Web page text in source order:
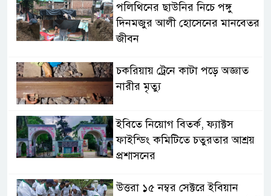
পলিথিনের ছাউনির নিচে পঙ্গু
দিনমজুর আলী হোসেনের মানবেতর
জীবন
চকরিয়ায় ট্রেনে কাটা পড়ে অজ্ঞাত
নারীর মৃত্যু
ইবিতে নিয়োগ বিতর্ক, ফ্যাক্টস
ফাইন্ডিং কমিটিতে চতুরতার আশ্রয়
প্রশাসনের
উত্তরা ১৫ নম্বর সেক্টরে ইবিয়ান